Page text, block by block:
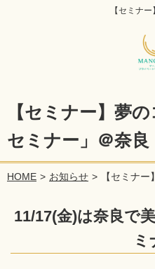
【セミナ
【セミナー】夢
セミナー」＠奈良
HOME お知らせ 【セミナ
11/17(金)は奈良で
ミ